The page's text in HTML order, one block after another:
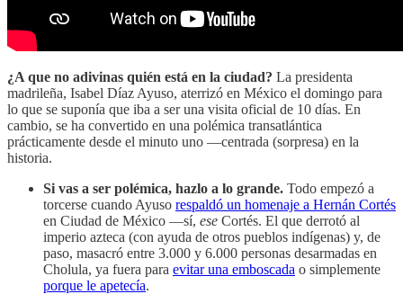
¿A que no adivinas quién está en la ciudad? La presidenta
madrileña, Isabel Díaz Ayuso, aterrizó en México el domingo para
lo que se suponía que iba a ser una visita oficial de 10 días. En
cambio, se ha convertido en una polémica transatlántica
prácticamente desde el minuto uno —centrada (sorpresa) en la
historia.
Si vas a ser polémica, hazlo a lo grande. Todo empezó a
torcerse cuando Ayuso respaldó un homenaje a Hernán Cortés
en Ciudad de México —sí, ese Cortés. El que derrotó al
imperio azteca (con ayuda de otros pueblos indígenas) y, de
paso, masacró entre 3.000 y 6.000 personas desarmadas en
Cholula, ya fuera para evitar una emboscada o simplemente
porque le apetecía.